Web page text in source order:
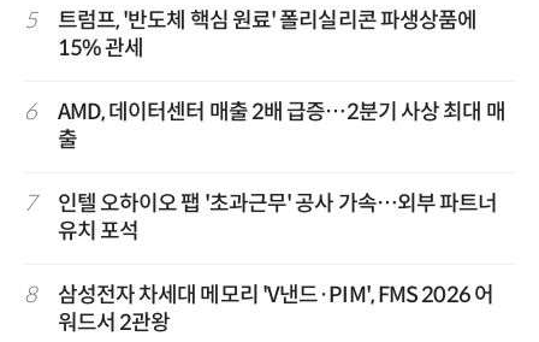
5
트럼프, '반도체 핵심 원료' 폴리실리콘 파생상품에
15% 관세
6
AMD, 데이터센터 매출 2배 급증…2분기 사상 최대 매
출
7
인텔 오하이오 팹 '초과근무' 공사 가속…외부 파트너
유치 포석
8
삼성전자 차세대 메모리 'V낸드·PIM', FMS 2026 어
워드서 2관왕